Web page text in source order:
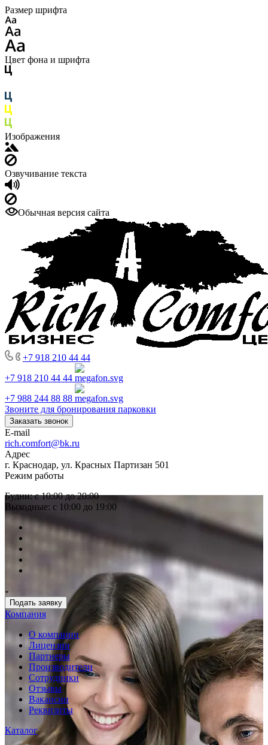
Размер шрифта
Цвет фона и шрифта
Изображения
Озвучивание текста
Обычная версия сайта
+7 918 210 44 44
+7 918 210 44 44
+7 988 244 88 88
Звоните для бронирования парковки
Заказать звонок
E-mail
rich.comfort@bk.ru
Адрес
г. Краснодар, ул. Красных Партизан 501
Режим работы
Будни: с 10:00 до 20:00
Выходные: с 10:00 до 19:00
Подать заявку
Компания
О компании
Лицензии
Партнеры
Производители
Сотрудники
Отзывы
Вакансии
Реквизиты
Каталог